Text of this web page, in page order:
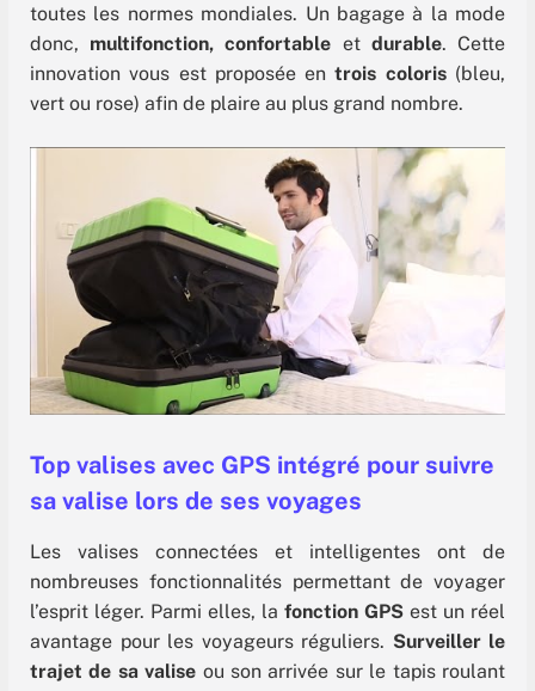
toutes les normes mondiales. Un bagage à la mode
donc, multifonction, confortable et durable. Cette
innovation vous est proposée en trois coloris(bleu,
vert ou rose) afin de plaire au plus grand nombre.
Top valises avec GPS intégré pour suivre
sa valise lors de ses voyages
Les valises connectées et intelligentes ont de
nombreuses fonctionnalités permettant de voyager
l’esprit léger. Parmi elles, la fonction GPS est un réel
avantage pour les voyageurs réguliers. Surveiller le
trajet de sa valise ou son arrivée sur le tapis roulant